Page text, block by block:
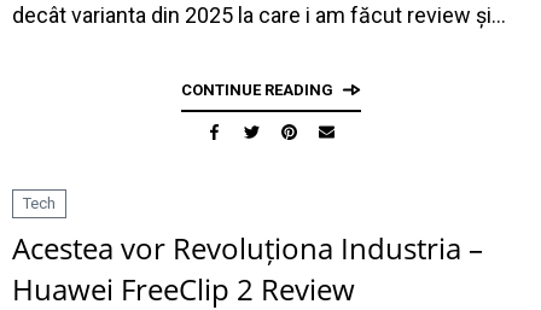
decât varianta din 2025 la care i am făcut review și…
CONTINUE READING
Tech
Acestea vor Revoluționa Industria –
Huawei FreeClip 2 Review